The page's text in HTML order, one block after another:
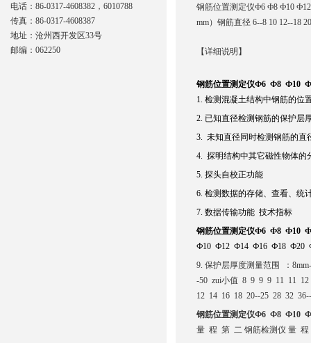
钢筋位置测定仪Ф6 Ф8 Ф10
mm）钢筋直径 6--8 10 12--18
【详细说明】
钢筋位置测定仪Ф6 Ф8 Ф10
1. 检测混凝土结构中钢筋的位
2. 已知直径检测钢筋的保护层
3. 未知直径同时检测钢筋的直
4. 探明结构中其它磁性物体的
5. 探头自校正功能
6. 检测数据的存储、查看、统
7. 数据传输功能 技术指标
钢筋位置测定仪Ф6 Ф8 Ф10
Ф10 Ф12 Ф14 Ф16 Ф18 Ф20
9. 保护层厚度测量范围 ：
-50 zui小值 8 9 9 9 11 11 12
12 14 16 18 20--25 28 32
钢筋位置测定仪Ф6 Ф8 Ф10
量 程 第 二 钢筋检测仪 量 程
电话：86-0317-4608382，6010788
传真：86-0317-4608387
地址：沧州西开发区33号
邮编：062250